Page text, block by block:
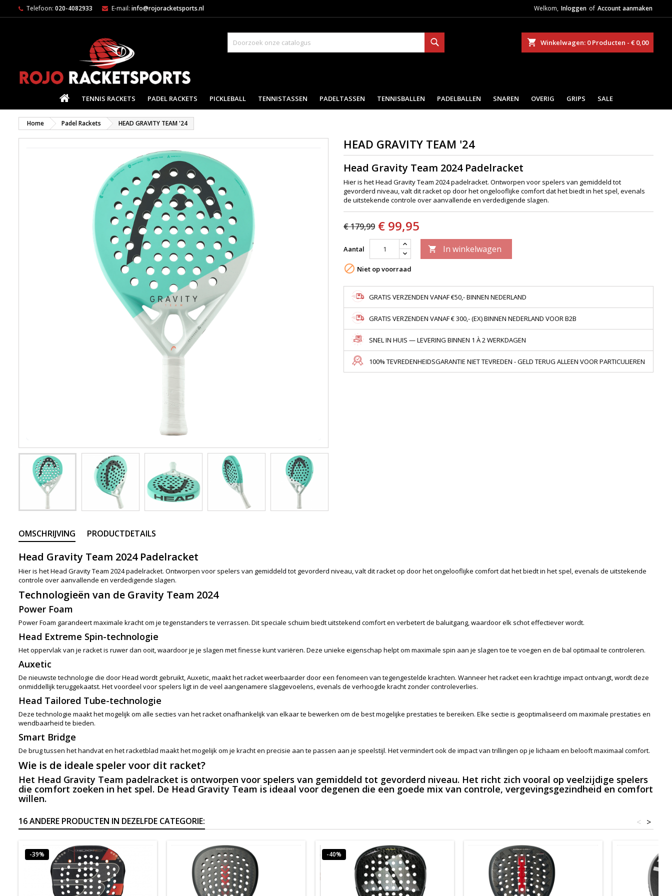
Telefoon: 020-4082933 E-mail: info@rojoracketsports.nl Welkom, Inloggen of Account aanmaken
Winkelwagen 0 Producten - € 0,00
HOMETENNIS RACKETS PADEL RACKETS PICKLEBALL TENNISTASSEN PADELTASSEN TENNISBALLEN PADELBALLEN SNAREN OVERIG GRIPS SALE
Home Padel Rackets HEAD GRAVITY TEAM '24
HEAD GRAVITY TEAM '24
Head Gravity Team 2024 Padelracket
Hier is het Head Gravity Team 2024 padelracket. Ontworpen voor spelers van gemiddeld tot
gevorderd niveau, valt dit racket op door het ongelooflijke comfort dat het biedt in het spel, evenals
de uitstekende controle over aanvallende en verdedigende slagen.
€ 179,99 € 99,95
Aantal  In winkelwagen
 Niet op voorraad
GRATIS VERZENDEN VANAF €50,- BINNEN NEDERLAND
GRATIS VERZENDEN VANAF € 300,- (EX) BINNEN NEDERLAND VOOR B2B
SNEL IN HUIS — LEVERING BINNEN 1 À 2 WERKDAGEN
100% TEVREDENHEIDSGARANTIE NIET TEVREDEN - GELD TERUG ALLEEN VOOR PARTICULIEREN
OMSCHRIJVING PRODUCTDETAILS
Head Gravity Team 2024 Padelracket
Hier is het Head Gravity Team 2024 padelracket. Ontworpen voor spelers van gemiddeld tot gevorderd niveau, valt dit racket op door het ongelooflijke comfort dat het biedt in het spel, evenals de uitstekende
controle over aanvallende en verdedigende slagen.
Technologieën van de Gravity Team 2024
Power Foam
Power Foam garandeert maximale kracht om je tegenstanders te verrassen. Dit speciale schuim biedt uitstekend comfort en verbetert de baluitgang, waardoor elk schot effectiever wordt.
Head Extreme Spin-technologie
Het oppervlak van je racket is ruwer dan ooit, waardoor je je slagen met finesse kunt variëren. Deze unieke eigenschap helpt om maximale spin aan je slagen toe te voegen en de bal optimaal te controleren.
Auxetic
De nieuwste technologie die door Head wordt gebruikt, Auxetic, maakt het racket weerbaarder door een fenomeen van tegengestelde krachten. Wanneer het racket een krachtige impact ontvangt, wordt deze
onmiddellijk teruggekaatst. Het voordeel voor spelers ligt in de veel aangenamere slaggevoelens, evenals de verhoogde kracht zonder controleverlies.
Head Tailored Tube-technologie
Deze technologie maakt het mogelijk om alle secties van het racket onafhankelijk van elkaar te bewerken om de best mogelijke prestaties te bereiken. Elke sectie is geoptimaliseerd om maximale prestaties en
wendbaarheid te bieden.
Smart Bridge
De brug tussen het handvat en het racketblad maakt het mogelijk om je kracht en precisie aan te passen aan je speelstijl. Het vermindert ook de impact van trillingen op je lichaam en belooft maximaal comfort.
Wie is de ideale speler voor dit racket?
Het Head Gravity Team padelracket is ontworpen voor spelers van gemiddeld tot gevorderd niveau. Het richt zich vooral op veelzijdige spelers
die comfort zoeken in het spel. De Head Gravity Team is ideaal voor degenen die een goede mix van controle, vergevingsgezindheid en comfort
willen.
16 ANDERE PRODUCTEN IN DEZELFDE CATEGORIE: >
<
-39% -40%